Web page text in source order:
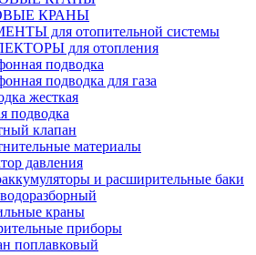
КРАНЫ
для отопительной системы
для отопления
подводка
подводка для газа
жесткая
подводка
клапан
материалы
давления
и расширительные баки
краны
приборы
поплавковый